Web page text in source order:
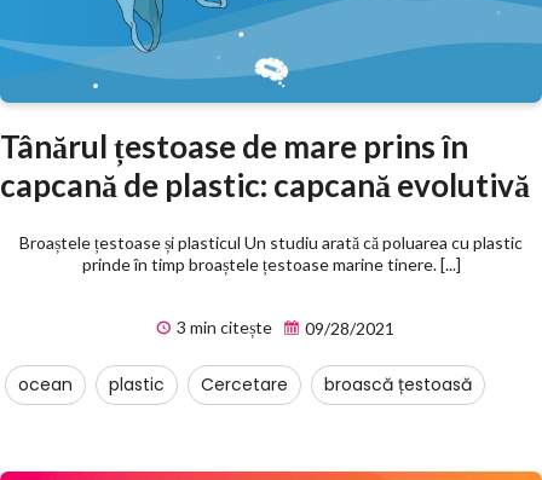
Tânărul țestoase de mare prins în
capcană de plastic: capcană evolutivă
Broaștele țestoase și plasticul Un studiu arată că poluarea cu plastic
prinde în timp broaștele țestoase marine tinere. [...]
3 min citește 09/28/2021
ocean plastic Cercetare broască țestoasă